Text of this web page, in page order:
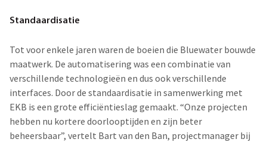
Standaardisatie
Tot voor enkele jaren waren de boeien die Bluewater bouwde
maatwerk. De automatisering was een combinatie van
verschillende technologieën en dus ook verschillende
interfaces. Door de standaardisatie in samenwerking met
EKB is een grote efficiëntieslag gemaakt. “Onze projecten
hebben nu kortere doorlooptijden en zijn beter
beheersbaar”, vertelt Bart van den Ban, projectmanager bij